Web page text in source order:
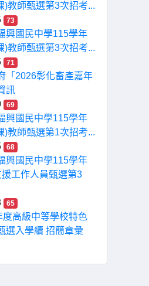
)教師甄選第3次招考...
73
興國民中學115學年
)教師甄選第3次招考...
71
「2026彰化畜產嘉年
訊
69
興國民中學115學年
)教師甄選第1次招考...
68
興國民中學115學年
工作人員甄選第3
65
度高級中等學校特色
選入學續 招簡章彙